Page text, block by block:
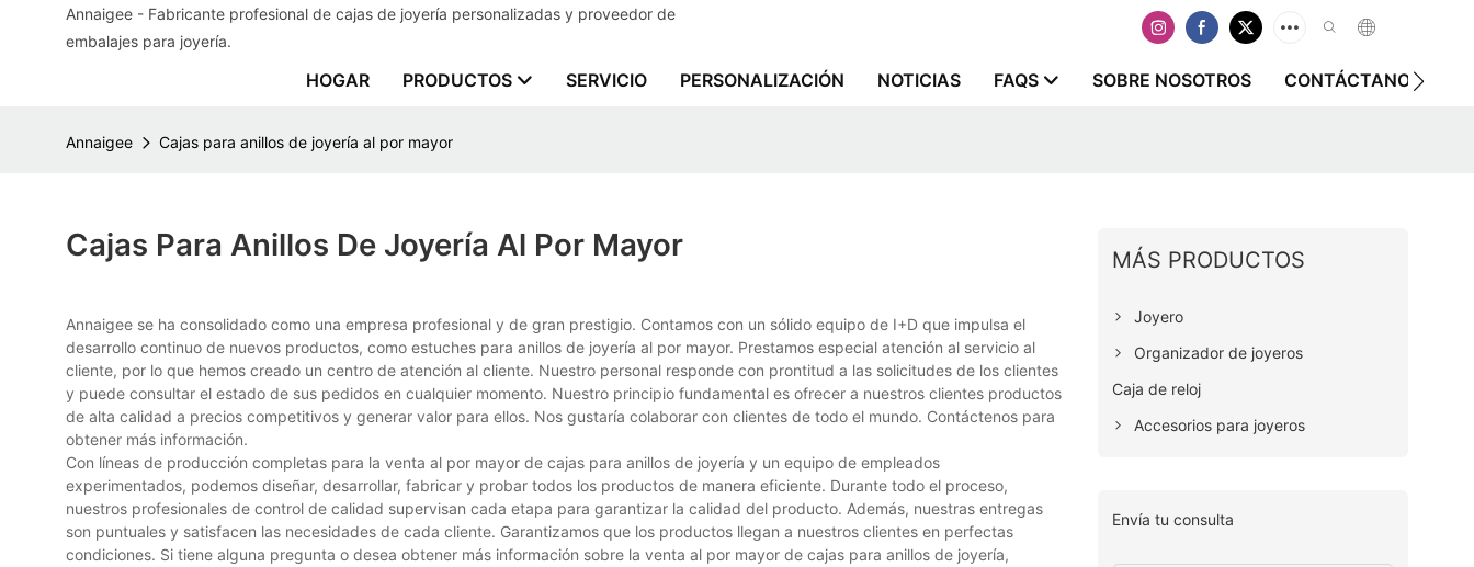
Annaigee - Fabricante profesional de cajas de joyería personalizadas y proveedor de
embalajes para joyería.
HOGAR PRODUCTOS SERVICIO PERSONALIZACIÓN NOTICIAS FAQS SOBRE NOSOTROS CONTÁCTANOS
Annaigee Cajas para anillos de joyería al por mayor
Cajas Para Anillos De Joyería Al Por Mayor
Annaigee se ha consolidado como una empresa profesional y de gran prestigio. Contamos con un sólido equipo de I+D que impulsa el
desarrollo continuo de nuevos productos, como estuches para anillos de joyería al por mayor. Prestamos especial atención al servicio al
cliente, por lo que hemos creado un centro de atención al cliente. Nuestro personal responde con prontitud a las solicitudes de los clientes
y puede consultar el estado de sus pedidos en cualquier momento. Nuestro principio fundamental es ofrecer a nuestros clientes productos
de alta calidad a precios competitivos y generar valor para ellos. Nos gustaría colaborar con clientes de todo el mundo. Contáctenos para
obtener más información.
Con líneas de producción completas para la venta al por mayor de cajas para anillos de joyería y un equipo de empleados
experimentados, podemos diseñar, desarrollar, fabricar y probar todos los productos de manera eficiente. Durante todo el proceso,
nuestros profesionales de control de calidad supervisan cada etapa para garantizar la calidad del producto. Además, nuestras entregas
son puntuales y satisfacen las necesidades de cada cliente. Garantizamos que los productos llegan a nuestros clientes en perfectas
condiciones. Si tiene alguna pregunta o desea obtener más información sobre la venta al por mayor de cajas para anillos de joyería,
MÁS PRODUCTOS
Joyero
Organizador de joyeros
Caja de reloj
Accesorios para joyeros
Envía tu consulta